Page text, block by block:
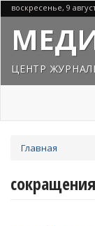
Перейти
к
основному
содержанию
воскресенье, 9
ЦЕНТР
здесь
Главная
сокращения